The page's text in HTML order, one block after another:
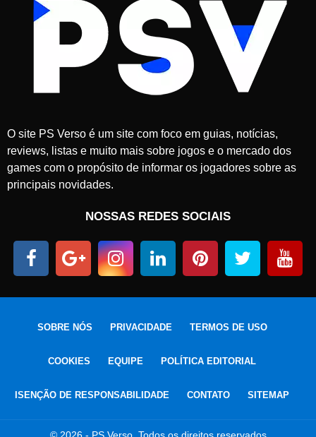
O site PS Verso é um site com foco em guias, notícias,
reviews, listas e muito mais sobre jogos e o mercado dos
games com o propósito de informar os jogadores sobre as
principais novidades.
NOSSAS REDES SOCIAIS
SOBRE NÓS PRIVACIDADE TERMOS DE USO
COOKIES EQUIPE POLÍTICA EDITORIAL
ISENÇÃO DE RESPONSABILIDADE CONTATO SITEMAP
© 2026 - PS Verso. Todos os direitos reservados